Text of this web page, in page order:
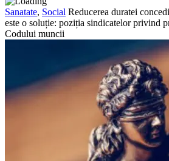
Sanatate, Social Reducerea duratei
este o soluție: poziția sindicatelor privind
Codului muncii